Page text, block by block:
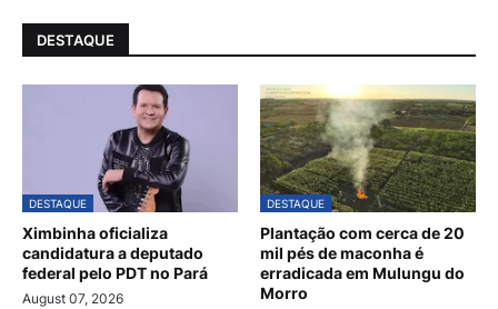
DESTAQUE
DESTAQUE
Ximbinha oficializa
candidatura a deputado
federal pelo PDT no Pará
August 07, 2026
DESTAQUE
Plantação com cerca de 20
mil pés de maconha é
erradicada em Mulungu do
Morro